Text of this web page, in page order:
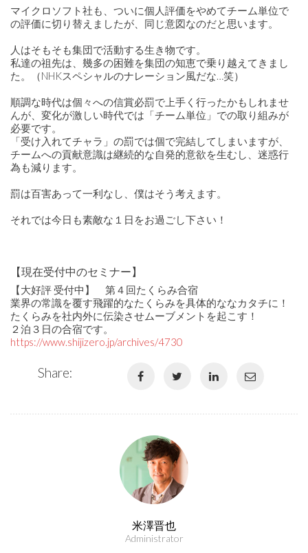
マイクロソフト社も、ついに個人評価をやめてチーム単位で
の評価に切り替えましたが、同じ意図なのだと思います。
人はそもそも集団で活動する生き物です。
私達の祖先は、幾多の困難を集団の知恵で乗り越えてきまし
た。（NHKスペシャルのナレーション風だな…笑）
順調な時代は個々への信賞必罰で上手く行ったかもしれませ
んが、変化が激しい時代では「チーム単位」での取り組みが
必要です。
「受け入れてチャラ」の罰では個で完結してしまいますが、
チームへの貢献意識は継続的な自発的意欲を生むし、迷惑行
為も減ります。
罰は百害あって一利なし、僕はそう考えます。
それでは今日も素敵な１日をお過ごし下さい！
【現在受付中のセミナー】
【大好評 受付中】 第４回たくらみ合宿
業界の常識を覆す飛躍的なたくらみを具体的ななカタチに！
たくらみを社内外に伝染させムーブメントを起こす！
２泊３日の合宿です。
https://www.shijizero.jp/archives/4730
Share:
米澤晋也
Administrator